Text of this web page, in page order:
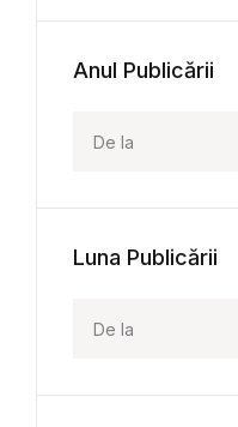
Anul Publicării
Luna Publicării